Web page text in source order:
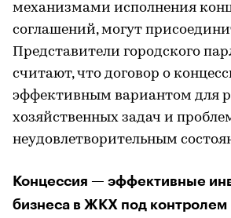
механизмами исполнения
соглашений, могут
Представители городского
считают, что договор о
эффективным вариантом для
хозяйственных задач и
неудовлетворительным
Концессия — эффективные
бизнеса в ЖКХ под контролем